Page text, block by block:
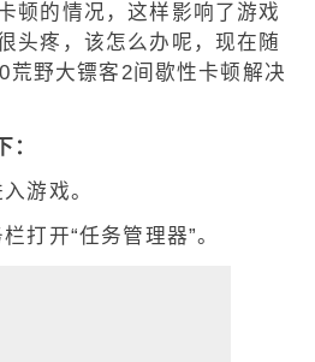
顿的情况，这样影响了游戏
头疼，该怎么办呢，现在随
荒野大镖客2间歇性卡顿解决
：
游戏。
打开“任务管理器”。